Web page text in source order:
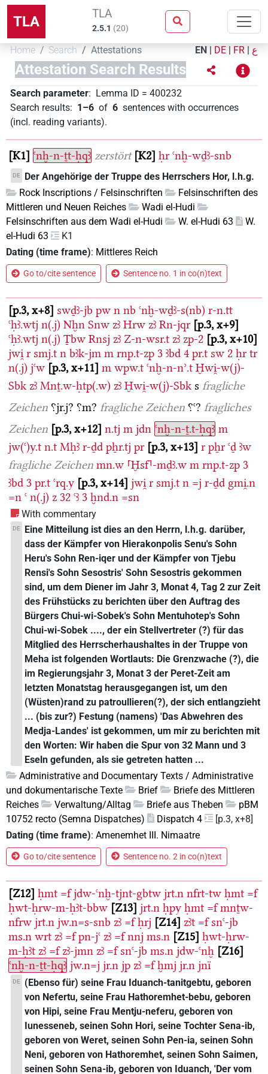
TLA TLA
2.5.1 (20)
Home Search Attestations EN | DE | FR | ع
Attestation Search Results
Search parameter: Lemma ID = 400232
Search results: 1–6 of 6 sentences with occurrences
(incl. reading variants).
K1 ꜥnḫ-n-ṯt-ḥqꜣ zerstört K2 ḥr ꜥnḫ-wḏꜣ-snb
DE
Der Angehörige der Truppe des Herrschers Hor, l.h.g.
Rock Inscriptions / Felsinschriften
Felsinschriften des
Mittleren und Neuen Reiches
Wadi el-Hudi
Felsinschriften aus dem Wadi el-Hudi
W. el-Hudi 63
W.
el-Hudi 63
K1
Dating (time frame): Mittleres Reich
Go to/cite sentence Sentence no. 1 in co(n)text
p.3, x+8 swḏꜣ-jb pw n nb ꜥnḫ-wḏꜣ-s(nb) r-n.tt
ꜥḥꜣ.wtj n(.j) Nḫn Snw zꜣ Hrw zꜣ Rn-jqr p.3, x+9
ꜥḥꜣ.wtj n(.j) Ṯbw Rnsj zꜣ Z-n-wsr.t zꜣ zp-2 p.3, x+10
jwi̯ r smj.t n bꜣk-jm m rnp.t-zp 3 ꜣbd 4 pr.t sw 2 ḥr tr
n(.j) jꜥw p.3, x+11 m wpw.t ꜥnḫ-n-nʾ.t Ḫwi̯-w(j)-
Sbk zꜣ Mnṯ.w-ḥtp(.w) zꜣ Ḫwi̯-w(j)-Sbk s fragliche
Zeichen ⸮jr.j? ⸮m? fragliche Zeichen ⸮ꜥ? fragliches
Zeichen p.3, x+12 n.tj m jdn ꜥnḫ-n-ṯ.t-ḥqꜣ m
jw(ꜥ)y.t n.t Mḥꜣ r-ḏd pẖr.tj pr p.3, x+13 r pẖr ꜥḏ ꜣw
fragliche Zeichen mn.w ⸢Ḫsf⸣-mḏꜣ.w m rnp.t-zp 3
ꜣbd 3 pr.t ꜥrq.y p.3, x+14 jwi̯ r smj.t n =j r-ḏd gmi̯.n
=n ꜥ n(.j) z 32 ꜥꜣ 3 ḫnd.n =sn
With commentary
DE
Eine Mitteilung ist dies an den Herrn, l.h.g. darüber,
dass der Kämpfer von Hierakonpolis Senu's Sohn
Heru's Sohn Ren-iqer und der Kämpfer von Tjebu
Rensi's Sohn Sesostris' Sohn Sesostris gekommen
sind, um dem Diener im Jahr 3, Monat 4, Tag 2 zur Zeit
des Frühstücks zu berichten über den Auftrag des
Bürgers Chui-wi-Sobek's Sohn Mentuhotep's Sohn
Chui-wi-Sobek ...., der ein Stellvertreter (?) für das
Mitglied des Herrscherhaushaltes in der Truppe von
Meha ist folgenden Wortlauts: Die Grenzwache (?), die
im Regierungsjahr 3, Monat 3 der Peret-Zeit am
letzten Monatstag herausgegangen ist, um den
(Wüsten)rand zu patroullieren(?), der sich entlangzieht
... (bis zur?) Festung (namens) 'Das Abwehren des
Medja-Landes' ist gekommen, um mir zu berichten mit
den Worten: Wir haben die Spur von 32 Mann und 3
Eseln gefunden, als sie getreten hatten ...
Administrative and Documentary Texts / Administrative
und dokumentarische Texte
Brief
Briefe des Mittleren
Reiches
Verwaltung/Alltag Briefe aus Theben
pBM
10752 recto (Semna Dispatches)
Dispatch 4
[p.3, x+8]
Dating (time frame): Amenemhet III. Nimaatre
Go to/cite sentence Sentence no. 2 in co(n)text
Z12 ḥmt =f jdw-ꜥnḫ-tjnt-gbtw jrt.n nfrt-tw ḥmt =f
ḥwt-ḥrw-m-ḥꜣt-bbw Z13 jrt.n ḥpy ḥmt =f mnṯw-
nfrw jrt.n jw.n=s-snb zꜣ =f ḥrj Z14 zꜣt =f snꜥ-jb
ms.n wrt zꜣ =f pn-jꜥ zꜣ =f nnj ms.n Z15 ḥwt-ḥrw-
m-ḥꜣt zꜣ =f zꜣ-jmn zꜣ =f snꜥ-jb ms.n jdw-ꜥnḫ Z16
ꜥnḫ-n-ṯt-ḥqꜣ jw.n=j jr.n jp zꜣ =f ḫmj jr.n jnï
DE
(Ebenso für) seine Frau Iduanch-tanitgebtu, geboren
von Nefertu, seine Frau Hathoremhet-bebu, geboren
von Hipi, seine Frau Mentju-neferu, geboren von
Iunesseneb, seinen Sohn Hori, seine Tochter Sena-ib,
geboren von Weret, seinen Sohn Pen-ia, seinen Sohn
Neni, geboren von Hathoremhet, seinen Sohn Saimen,
seinen Sohn Sena-ib, geboren von Iduanch, 'Der vom